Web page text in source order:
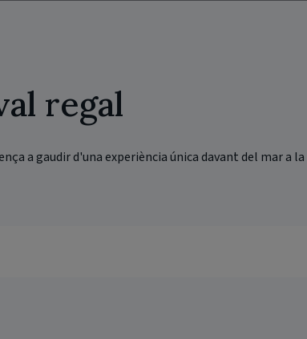
regal
a gaudir d'una experiència única davant del mar a la